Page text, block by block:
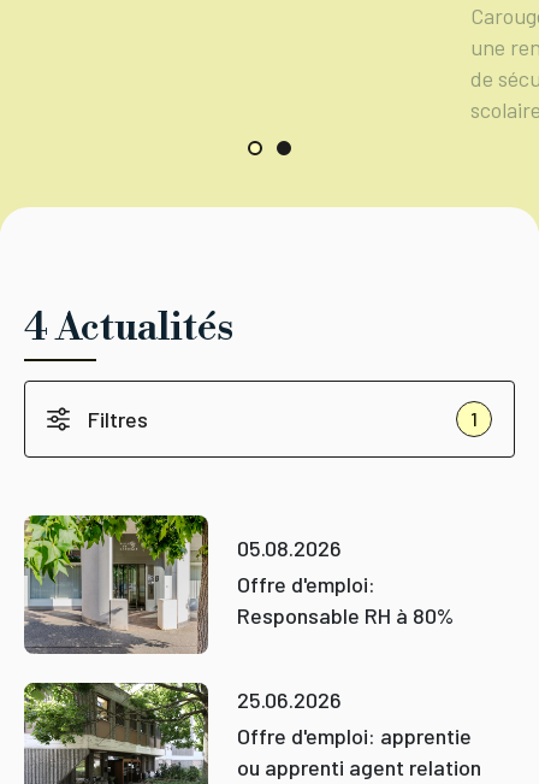
une
de
4 Actualités
Filtres 1
05.08.2026
Offre d'emploi:
Responsable RH à 80%
25.06.2026
Offre d'emploi: apprentie
ou apprenti agent relation